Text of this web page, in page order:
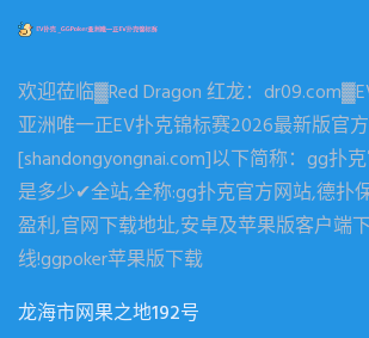
欢迎莅临▓Red Dragon 红龙：
亚洲唯一正EV扑克锦标赛2026最新版官
[shandongyongnai.com]以下简称：gg扑
是多少✔全站,全称:gg扑克官方网站,德扑
盈利,官网下载地址,安卓及苹果版客户端
线!ggpoker苹果版下载
龙海市网果之地192号